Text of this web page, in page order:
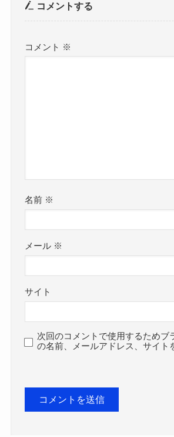
コメントする
コメント ※
名前 ※
メール ※
サイト
次回のコメントで使用するためブ
の名前、メールアドレス、サイト